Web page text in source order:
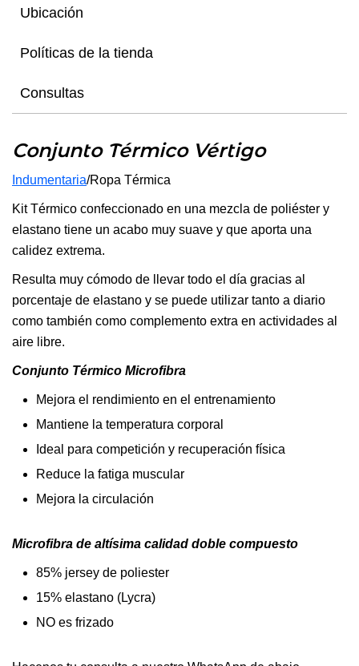
Ubicación
Políticas de la tienda
Consultas
Conjunto Térmico Vértigo
Indumentaria/Ropa Térmica
Kit Térmico confeccionado en una mezcla de poliéster y
elastano tiene un acabo muy suave y que aporta una
calidez extrema.
Resulta muy cómodo de llevar todo el día gracias al
porcentaje de elastano y se puede utilizar tanto a diario
como también como complemento extra en actividades al
aire libre.
Conjunto Térmico Microfibra
Mejora el rendimiento en el entrenamiento
Mantiene la temperatura corporal
Ideal para competición y recuperación física
Reduce la fatiga muscular
Mejora la circulación
Microfibra de altísima calidad doble compuesto
85% jersey de poliester
15% elastano (Lycra)
NO es frizado